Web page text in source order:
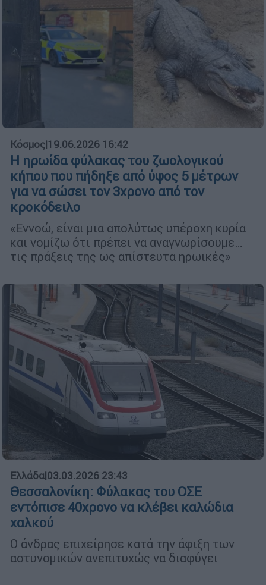
Κόσμος|19.06.2026 16:42
Η ηρωίδα φύλακας του ζωολογικού
κήπου που πήδηξε από ύψος 5 μέτρων
για να σώσει τον 3χρονο από τον
κροκόδειλο
«Εννοώ, είναι μια απολύτως υπέροχη κυρία
και νομίζω ότι πρέπει να αναγνωρίσουμε…
τις πράξεις της ως απίστευτα ηρωικές»
Ελλάδα|03.03.2026 23:43
Θεσσαλονίκη: Φύλακας του ΟΣΕ
εντόπισε 40χρονο να κλέβει καλώδια
χαλκού
Ο άνδρας επιχείρησε κατά την άφιξη των
αστυνομικών ανεπιτυχώς να διαφύγει